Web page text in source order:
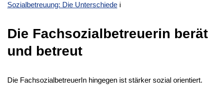
Sozialbetreuung: Die Unterschiede ℹ️
Die Fachsozialbetreuerin berät
und betreut
Die FachsozialbetreuerIn hingegen ist stärker sozial orientiert.